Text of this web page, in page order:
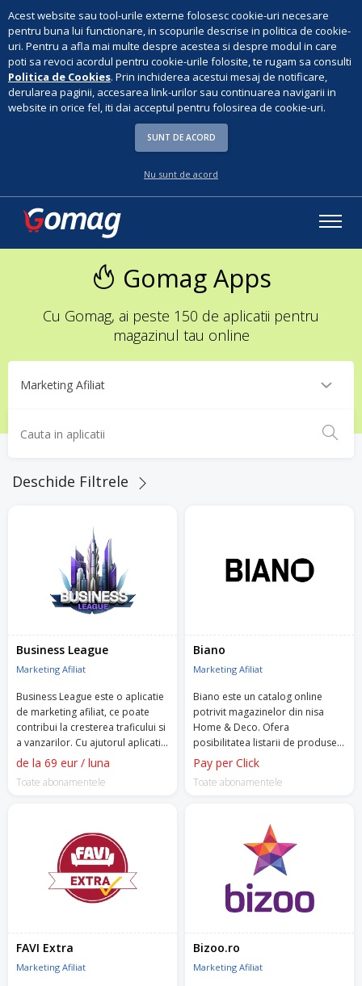
Acest website sau tool-urile externe folosesc cookie-uri necesare
pentru buna lui functionare, in scopurile descrise in politica de cookie-
uri. Pentru a afla mai multe despre acestea si despre modul in care
poti sa revoci acordul pentru cookie-urile folosite, te rugam sa consulti
Politica de Cookies. Prin inchiderea acestui mesaj de notificare,
derularea paginii, accesarea link-urilor sau continuarea navigarii in
website in orice fel, iti dai acceptul pentru folosirea de cookie-uri.
SUNT DE ACORD
Nu sunt de acord
Gomag Apps
Cu Gomag, ai peste 150 de aplicatii pentru
magazinul tau online
Deschide Filtrele
Business League
Marketing Afiliat
Business League este o aplicatie
de marketing afiliat, ce poate
contribui la cresterea traficului si
a vanzarilor. Cu ajutorul aplicatiei
vei putea colabora cu afiliati ce
marketing pentru magazinul tau
de la 69 eur / luna
Toate abonamentele
Biano
Marketing Afiliat
Biano este un catalog online
potrivit magazinelor din nisa
Home & Deco. Ofera
posibilitatea listarii de produse,
redirectionand persoanele
interesate catre magazinul tau
atunci cand acestea dau click pe
Pay per Click
Toate abonamentele
FAVI Extra
Marketing Afiliat
Bizoo.ro
Marketing Afiliat